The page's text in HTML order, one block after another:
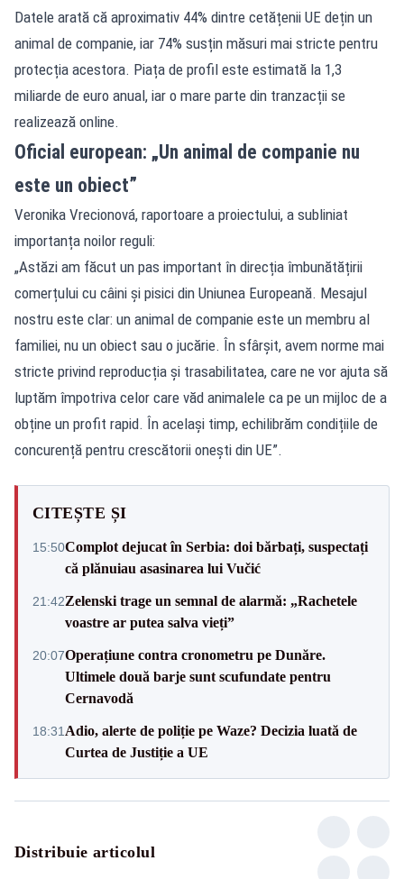
Datele arată că aproximativ 44% dintre cetățenii UE dețin un
animal de companie, iar 74% susțin măsuri mai stricte pentru
protecția acestora. Piața de profil este estimată la 1,3
miliarde de euro anual, iar o mare parte din tranzacții se
realizează online.
Oficial european: „Un animal de companie nu
este un obiect”
Veronika Vrecionová, raportoare a proiectului, a subliniat
importanța noilor reguli:
„Astăzi am făcut un pas important în direcția îmbunătățirii
comerțului cu câini și pisici din Uniunea Europeană. Mesajul
nostru este clar: un animal de companie este un membru al
familiei, nu un obiect sau o jucărie. În sfârșit, avem norme mai
stricte privind reproducția și trasabilitatea, care ne vor ajuta să
luptăm împotriva celor care văd animalele ca pe un mijloc de a
obține un profit rapid. În același timp, echilibrăm condițiile de
concurență pentru crescătorii onești din UE”.
CITEȘTE ȘI
15:50Complot dejucat în Serbia: doi bărbați, suspectați
că plănuiau asasinarea lui Vučić
21:42Zelenski trage un semnal de alarmă: „Rachetele
voastre ar putea salva vieți”
20:07Operațiune contra cronometru pe Dunăre.
Ultimele două barje sunt scufundate pentru
Cernavodă
18:31 Adio, alerte de poliție pe Waze? Decizia luată de
Curtea de Justiție a UE
Distribuie articolul